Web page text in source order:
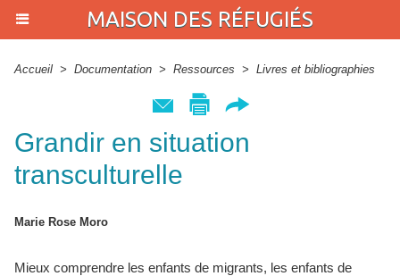
MAISON DES RÉFUGIÉS
Accueil > Documentation > Ressources > Livres et bibliographies
Grandir en situation
transculturelle
Marie Rose Moro
Mieux comprendre les enfants de migrants, les enfants de